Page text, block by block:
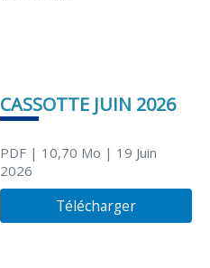
CASSOTTE JUIN 2026
PDF| 10,70 Mo | 19 Juin
2026
Télécharger